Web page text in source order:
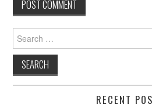
Search
for:
RECENT